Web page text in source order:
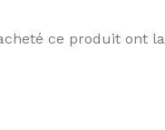
ce produit ont la